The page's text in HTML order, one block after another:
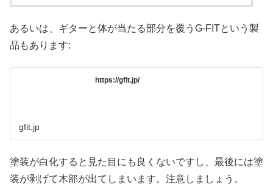
あるいは、ギターと体が当たる部分を覆うG-FITという製
品もあります:
https://gfit.jp/
gfit.jp
塗装が白化すると見た目にも良くないですし、最後には塗
装が剥げて木部が出てしまいます。注意しましょう。